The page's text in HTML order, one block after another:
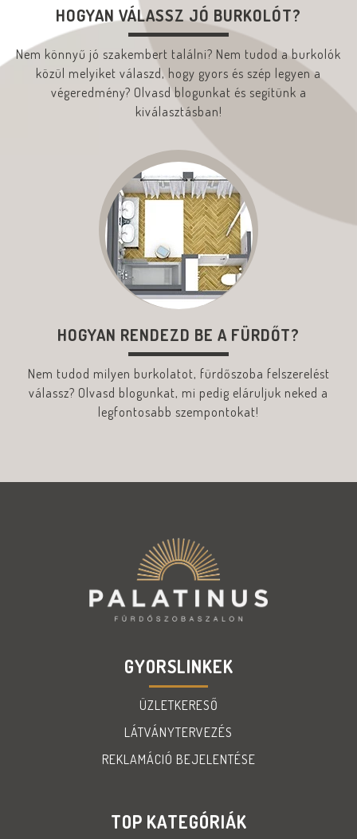
HOGYAN VÁLASSZ JÓ BURKOLÓT?
Nem könnyű jó szakembert találni? Nem tudod a burkolók
közül melyiket válaszd, hogy gyors és szép legyen a
végeredmény? Olvasd blogunkat és segítünk a
kiválasztásban!
HOGYAN RENDEZD BE A FÜRDŐT?
Nem tudod milyen burkolatot, fürdőszoba felszerelést
válassz? Olvasd blogunkat, mi pedig eláruljuk neked a
legfontosabb szempontokat!
GYORSLINKEK
ÜZLETKERESŐ
LÁTVÁNYTERVEZÉS
REKLAMÁCIÓ BEJELENTÉSE
TOP KATEGÓRIÁK